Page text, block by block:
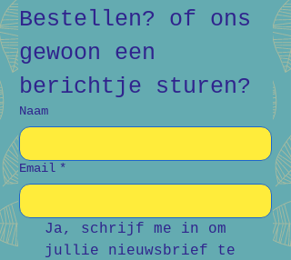
Bestellen? of ons
gewoon een
berichtje sturen?
Naam
Email *
Ja, schrijf me in om
jullie nieuwsbrief te